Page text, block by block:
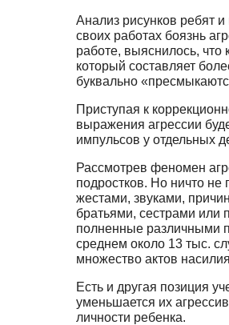
Анализ рисунков ребят
своих работах боязнь
работе, выяснилось,
который составляет
буквально
Приступая к
выражения агрессии
импульсов у отдельных
Рассмотрев феномен
подростков. Но ничто
жестами, звуками,
братья­ми, сестрами или
полненные различными
среднем около 13 тыс.
множество актов
Есть и другая позиция
уменьшается их
личности ребенка.